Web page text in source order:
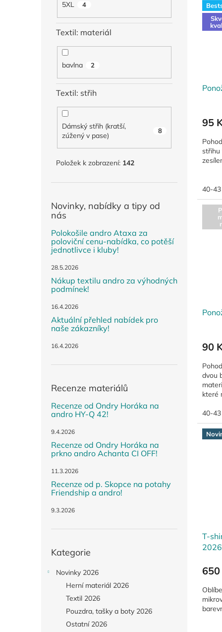
5XL 4
Textil: materiál
bavlna 2
Textil: střih
Dámský střih (kratší,
zúžený v pase)
8
Položek k zobrazení: 142
Novinky, nabídky a tipy od
nás
Polokošile andro Ataxa za
poloviční cenu-nabídka, co potěší
jednotlivce i kluby!
28.5.2026
Nákup textilu andro za výhodných
podmínek!
16.4.2026
Aktuální přehled nabídek pro
naše zákazníky!
16.4.2026
Recenze materiálů
Recenze od Ondry Horáka na
andro HY-Q 42!
9.4.2026
Recenze od Ondry Horáka na
prkno andro Achanta CI OFF!
11.3.2026
Recenze od p. Skopce na potahy
Friendship a andro!
9.3.2026
kategorie
Kategorie
Novinky 2026
Herní materiál 2026
Textil 2026
Pouzdra, tašky a boty 2026
Ostatní 2026
95
střihu
40-43
90
dvou
které
40-43
T-
2026
650